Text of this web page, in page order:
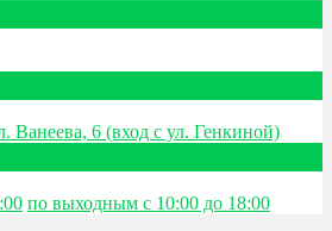
Ванеева, 6 (вход с ул. Генкиной)
по выходным с 10:00 до 18:00